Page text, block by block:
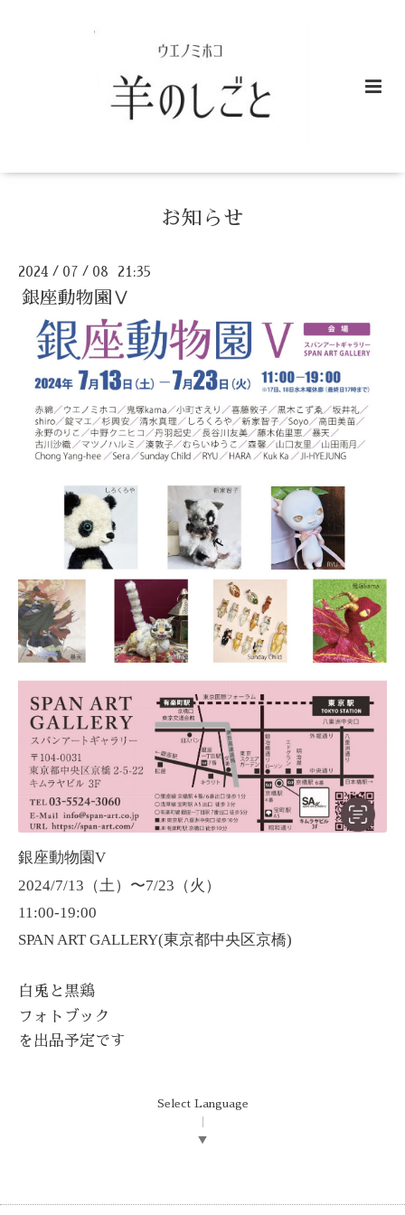
お知らせ
2024 / 07 / 08 21:35
銀座動物園Ⅴ
銀座動物園V
2024/7/13（土）〜7/23（火）
11:00-19:00
SPAN ART GALLERY(東京都中央区京橋)
白兎と黒鶏
フォトブック
を出品予定です
Select Language
▼